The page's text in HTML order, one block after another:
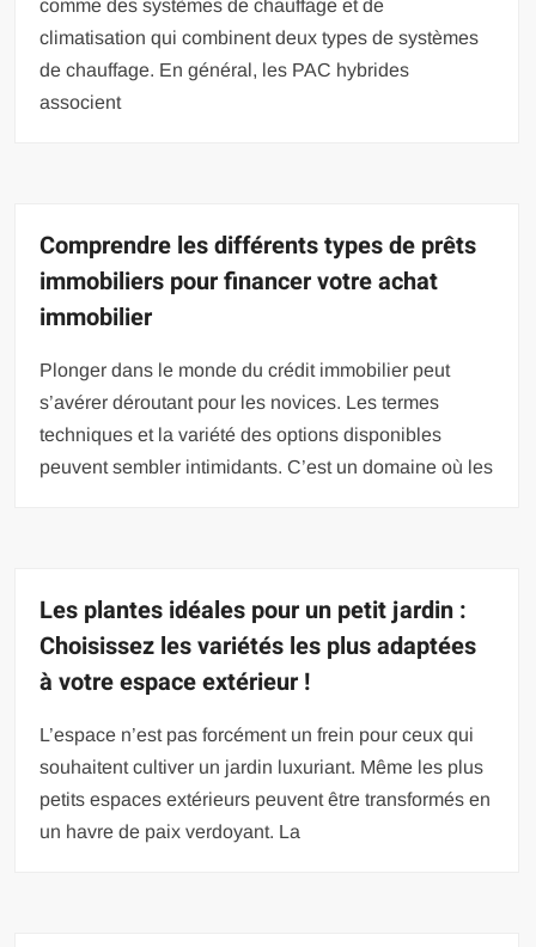
comme des systèmes de chauffage et de
climatisation qui combinent deux types de systèmes
de chauffage. En général, les PAC hybrides
associent
Comprendre les différents types de prêts
immobiliers pour financer votre achat
immobilier
Plonger dans le monde du crédit immobilier peut
s’avérer déroutant pour les novices. Les termes
techniques et la variété des options disponibles
peuvent sembler intimidants. C’est un domaine où les
Les plantes idéales pour un petit jardin :
Choisissez les variétés les plus adaptées
à votre espace extérieur !
L’espace n’est pas forcément un frein pour ceux qui
souhaitent cultiver un jardin luxuriant. Même les plus
petits espaces extérieurs peuvent être transformés en
un havre de paix verdoyant. La